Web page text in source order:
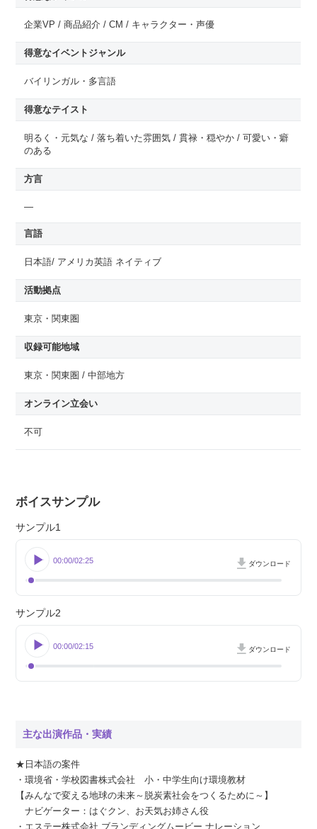
企業VP / 商品紹介 / CM / キャラクター・声優
得意なイベントジャンル
バイリンガル・多言語
得意なテイスト
明るく・元気な / 落ち着いた雰囲気 / 貫禄・穏やか / 可愛い・癖
のある
方言
—
言語
日本語 アメリカ英語 ネイティブ
活動拠点
東京・関東圏
収録可能地域
東京・関東圏 / 中部地方
オンライン立会い
不可
ボイスサンプル
サンプル1
00:00 02:25 ダウンロード
サンプル2
00:00 02:15 ダウンロード
主な出演作品・実績
★日本語の案件
・環境省・学校図書株式会社 小・中学生向け環境教材
【みんなで変える地球の未来～脱炭素社会をつくるために～】
ナビゲーター：はぐクン、お天気お姉さん役
・エステー株式会社 ブランディングムービー ナレーション